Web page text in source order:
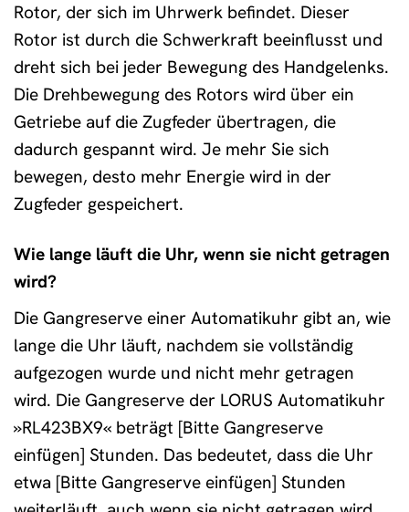
Rotor, der sich im Uhrwerk befindet. Dieser
Rotor ist durch die Schwerkraft beeinflusst und
dreht sich bei jeder Bewegung des Handgelenks.
Die Drehbewegung des Rotors wird über ein
Getriebe auf die Zugfeder übertragen, die
dadurch gespannt wird. Je mehr Sie sich
bewegen, desto mehr Energie wird in der
Zugfeder gespeichert.
Wie lange läuft die Uhr, wenn sie nicht getragen
wird?
Die Gangreserve einer Automatikuhr gibt an, wie
lange die Uhr läuft, nachdem sie vollständig
aufgezogen wurde und nicht mehr getragen
wird. Die Gangreserve der LORUS Automatikuhr
»RL423BX9« beträgt [Bitte Gangreserve
einfügen] Stunden. Das bedeutet, dass die Uhr
etwa [Bitte Gangreserve einfügen] Stunden